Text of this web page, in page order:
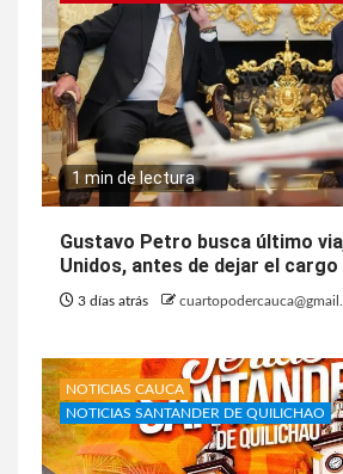
1 min de lectura
Gustavo Petro busca último
Unidos, antes de dejar el cargo
3 días atrás
NOTICIAS CAUCA
NOTICIAS SANTANDER DE QUILICHAO